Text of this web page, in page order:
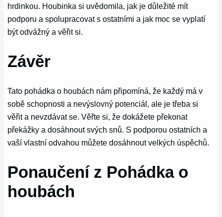
hrdinkou. Houbinka si uvědomila, jak je důležité mít
podporu a spolupracovat s ostatními a jak moc se vyplatí
být odvážný a věřit si.
Závěr
Tato pohádka o houbách nám připomíná, že každý má v
sobě schopnosti a nevýslovný potenciál, ale je třeba si
věřit a nevzdávat se. Věřte si, že dokážete překonat
překážky a dosáhnout svých snů. S podporou ostatních a
vaší vlastní odvahou můžete dosáhnout velkých úspěchů.
Ponaučení z Pohádka o
houbách